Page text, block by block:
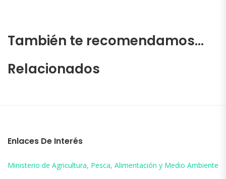
También te recomendamos…
Relacionados
Enlaces De Interés
Ministerio de Agricultura, Pesca, Alimentación y Medio Ambiente